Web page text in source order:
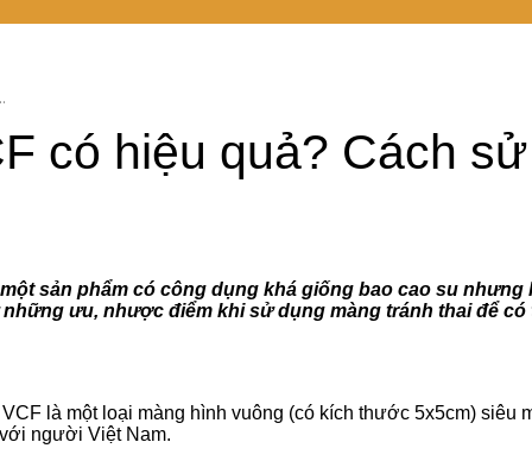
Chia
sẻ
có hiệu quả? Cách
sản phẩm có công dụng khá giống bao cao su
ưu, nhược điểm khi sử dụng màng tránh thai để
là một loại màng hình vuông (có kích thước 5x5cm)
người Việt Nam.